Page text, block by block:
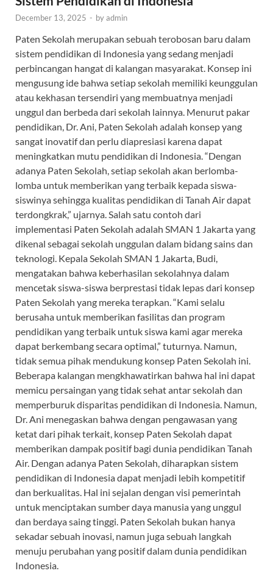
December 13, 2025 - byadmin
Paten Sekolah merupakan sebuah terobosan baru dalam
sistem pendidikan di Indonesia yang sedang menjadi
perbincangan hangat di kalangan masyarakat. Konsep ini
mengusung ide bahwa setiap sekolah memiliki keunggulan
atau kekhasan tersendiri yang membuatnya menjadi
unggul dan berbeda dari sekolah lainnya. Menurut pakar
pendidikan, Dr. Ani, Paten Sekolah adalah konsep yang
sangat inovatif dan perlu diapresiasi karena dapat
meningkatkan mutu pendidikan di Indonesia. “Dengan
adanya Paten Sekolah, setiap sekolah akan berlomba-
lomba untuk memberikan yang terbaik kepada siswa-
siswinya sehingga kualitas pendidikan di Tanah Air dapat
terdongkrak,” ujarnya. Salah satu contoh dari
implementasi Paten Sekolah adalah SMAN 1 Jakarta yang
dikenal sebagai sekolah unggulan dalam bidang sains dan
teknologi. Kepala Sekolah SMAN 1 Jakarta, Budi,
mengatakan bahwa keberhasilan sekolahnya dalam
mencetak siswa-siswa berprestasi tidak lepas dari konsep
Paten Sekolah yang mereka terapkan. “Kami selalu
berusaha untuk memberikan fasilitas dan program
pendidikan yang terbaik untuk siswa kami agar mereka
dapat berkembang secara optimal,” tuturnya. Namun,
tidak semua pihak mendukung konsep Paten Sekolah ini.
Beberapa kalangan mengkhawatirkan bahwa hal ini dapat
memicu persaingan yang tidak sehat antar sekolah dan
memperburuk disparitas pendidikan di Indonesia. Namun,
Dr. Ani menegaskan bahwa dengan pengawasan yang
ketat dari pihak terkait, konsep Paten Sekolah dapat
memberikan dampak positif bagi dunia pendidikan Tanah
Air. Dengan adanya Paten Sekolah, diharapkan sistem
pendidikan di Indonesia dapat menjadi lebih kompetitif
dan berkualitas. Hal ini sejalan dengan visi pemerintah
untuk menciptakan sumber daya manusia yang unggul
dan berdaya saing tinggi. Paten Sekolah bukan hanya
sekadar sebuah inovasi, namun juga sebuah langkah
menuju perubahan yang positif dalam dunia pendidikan
Indonesia.